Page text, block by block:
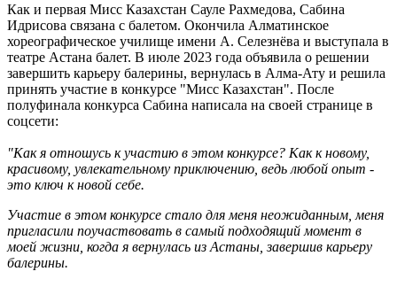
Как и первая Мисс Казахстан Сауле Рахмедова, Сабина
Идрисова связана с балетом. Окончила Алматинское
хореографическое училище имени А. Селезнёва и выступала в
театре Астана балет. В июле 2023 года объявила о решении
завершить карьеру балерины, вернулась в Алма-Ату и решила
принять участие в конкурсе "Мисс Казахстан". После
полуфинала конкурса Сабина написала на своей странице в
соцсети:
"Как я отношусь к участию в этом конкурсе? Как к новому,
красивому, увлекательному приключению, ведь любой опыт -
это ключ к новой себе.
Участие в этом конкурсе стало для меня неожиданным, меня
пригласили поучаствовать в самый подходящий момент в
моей жизни, когда я вернулась из Астаны, завершив карьеру
балерины.